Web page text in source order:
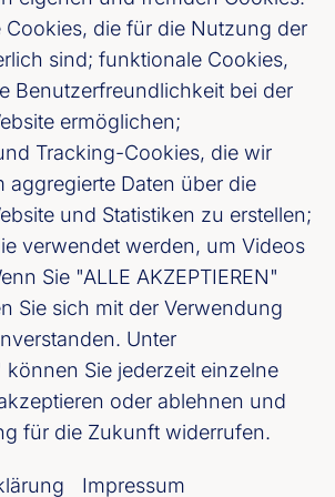
die mit der
und damit auch der
einer
Rohstoffversorgung für
verbunden sind. Die
Geschäfte gehen daher weit
einzelner Unternehmen
und stehen in einem
gesellschaftlichen,
strategischen
Aus unserer Sicht
Größenordnung, die
Risikohaftigkeit dieser
Cookies, die für die Nutzung der
sind; funktionale Cookies,
Benutzerfreundlichkeit bei der
ermöglichen;
Tracking-Cookies, die wir
aggregierte Daten über die
und Statistiken zu erstellen;
verwendet werden, um Videos
Sie "ALLE AKZEPTIEREN"
Sie sich mit der Verwendung
Unter
können Sie jederzeit einzelne
oder ablehnen und
für die Zukunft widerrufen.
Impressum